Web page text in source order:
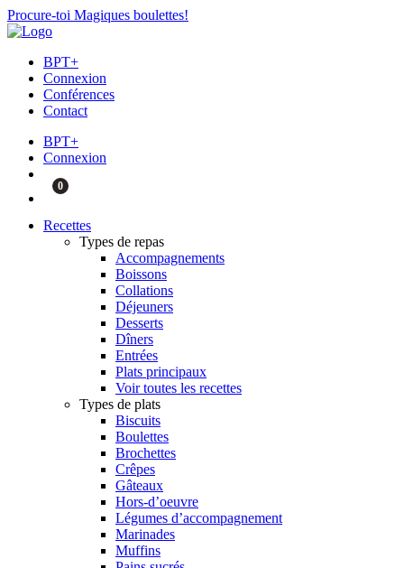
Procure-toi Magiques boulettes!
BPT+
Connexion
Conférences
Contact
BPT+
Connexion
0
Recettes
Types de repas
Accompagnements
Boissons
Collations
Déjeuners
Desserts
Dîners
Entrées
Plats principaux
Voir toutes les recettes
Types de plats
Biscuits
Boulettes
Brochettes
Crêpes
Gâteaux
Hors-d’oeuvre
Légumes d’accompagnement
Marinades
Muffins